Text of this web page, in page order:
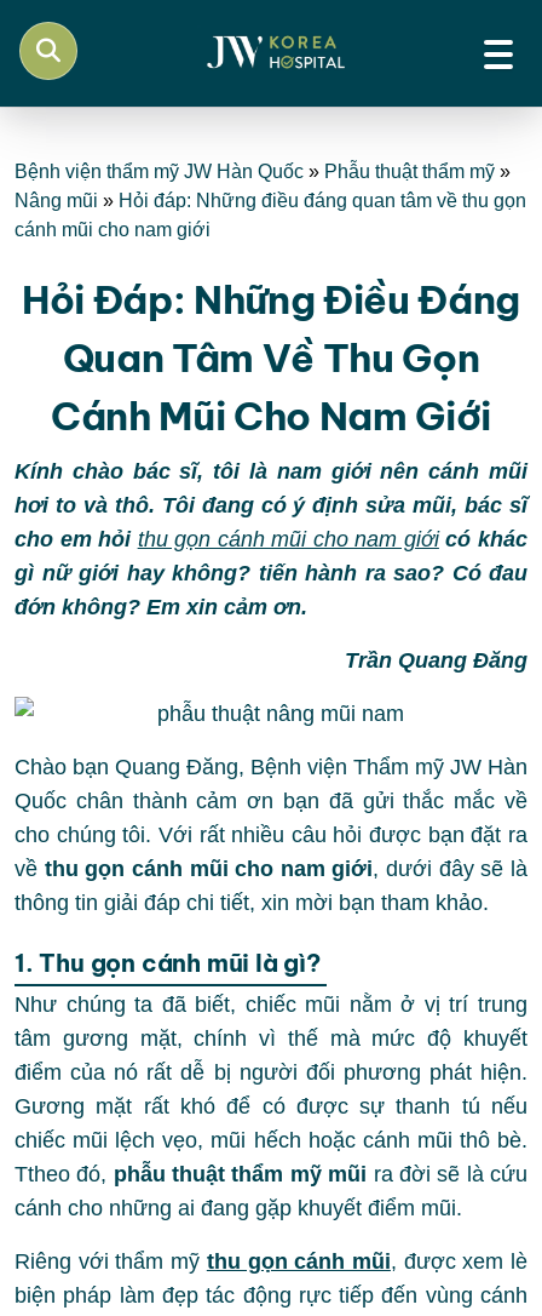
Bệnh viện thẩm mỹ JW Hàn Quốc » Phẫu thuật thẩm mỹ »
Nâng mũi » Hỏi đáp: Những điều đáng quan tâm về thu gọn
cánh mũi cho nam giới
Hỏi Đáp: Những Điều Đáng
Quan Tâm Về Thu Gọn
Cánh Mũi Cho Nam Giới
Kính chào bác sĩ, tôi là nam giới nên cánh mũi
hơi to và thô. Tôi đang có ý định sửa mũi, bác sĩ
cho em hỏi thu gọn cánh mũi cho nam giớicó khác
gì nữ giới hay không? tiến hành ra sao? Có đau
đớn không? Em xin cảm ơn.
Trần Quang Đăng
Chào bạn Quang Đăng, Bệnh viện Thẩm mỹ JW Hàn
Quốc chân thành cảm ơn bạn đã gửi thắc mắc về
cho chúng tôi. Với rất nhiều câu hỏi được bạn đặt ra
về thu gọn cánh mũi cho nam giới, dưới đây sẽ là
thông tin giải đáp chi tiết, xin mời bạn tham khảo.
1. Thu gọn cánh mũi là gì?
Như chúng ta đã biết, chiếc mũi nằm ở vị trí trung
tâm gương mặt, chính vì thế mà mức độ khuyết
điểm của nó rất dễ bị người đối phương phát hiện.
Gương mặt rất khó để có được sự thanh tú nếu
chiếc mũi lệch vẹo, mũi hếch hoặc cánh mũi thô bè.
Ttheo đó, phẫu thuật thẩm mỹ mũi ra đời sẽ là cứu
cánh cho những ai đang gặp khuyết điểm mũi.
Riêng với thẩm mỹ thu gọn cánh mũi, được xem lè
biện pháp làm đẹp tác động rực tiếp đến vùng cánh